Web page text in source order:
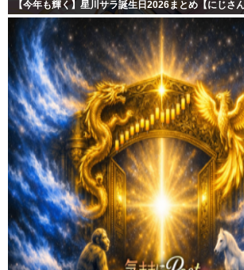
【今年も輝く】星川サラ誕生日2026まとめ【にじさん